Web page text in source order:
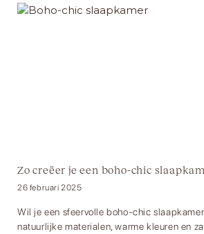
Zo creëer je een boho-chic
26 februari 2025
Wil je een sfeervolle boho-chic
natuurlijke materialen, warme kleuren en